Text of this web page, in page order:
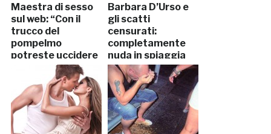
Maestra di sesso
sul web: “Con il
trucco del
pompelmo
potreste uccidere
il partner” (VIDEO)
Barbara D’Urso e
gli scatti
censurati:
completamente
nuda in spiaggia